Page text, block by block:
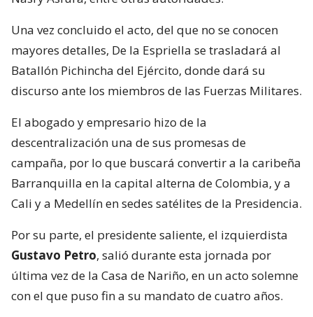
Una vez concluido el acto, del que no se conocen
mayores detalles, De la Espriella se trasladará al
Batallón Pichincha del Ejército, donde dará su
discurso ante los miembros de las Fuerzas Militares.
El abogado y empresario hizo de la
descentralización una de sus promesas de
campaña, por lo que buscará convertir a la caribeña
Barranquilla en la capital alterna de Colombia, y a
Cali y a Medellín en sedes satélites de la Presidencia.
Por su parte, el presidente saliente, el izquierdista
Gustavo Petro, salió durante esta jornada por
última vez de la Casa de Nariño, en un acto solemne
con el que puso fin a su mandato de cuatro años.